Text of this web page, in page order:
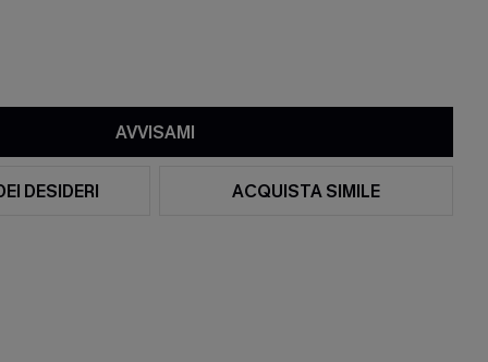
AVVISAMI
DESIDERI ACQUISTA SIMILE